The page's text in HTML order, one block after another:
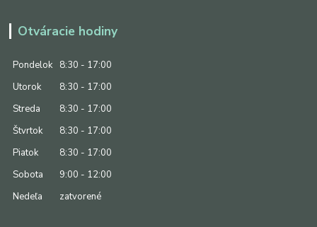
Otváracie hodiny
Pondelok
8:30 - 17:00
Utorok
8:30 - 17:00
Streda
8:30 - 17:00
Štvrtok
8:30 - 17:00
Piatok
8:30 - 17:00
Sobota
9:00 - 12:00
Nedeľa
zatvorené